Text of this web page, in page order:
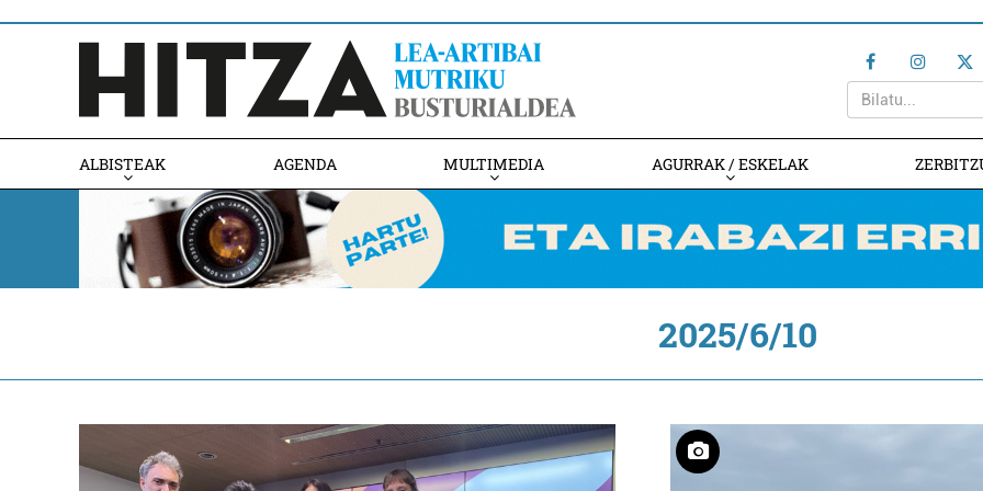
ALBISTEAK AGENDA MULTIMEDIA AGURRAK / ESKELAK
2025/6/10